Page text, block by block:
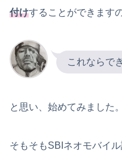
付けすることができます
これならで
と思い、始めてみました。
そもそもSBIネオモバイ